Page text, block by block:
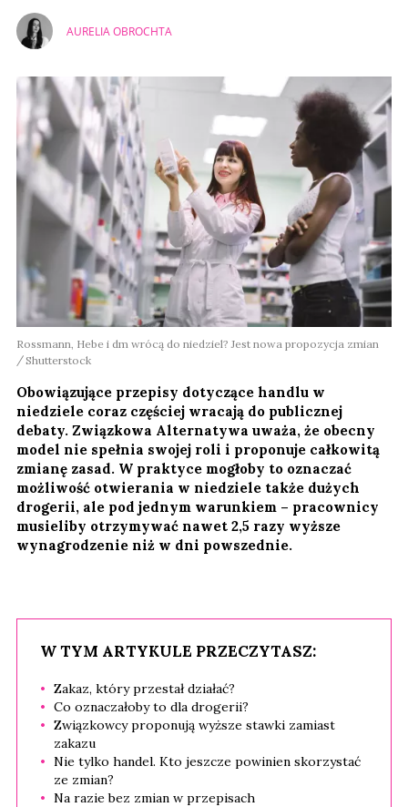
AURELIA OBROCHTA
Rossmann, Hebe i dm wrócą do niedziel? Jest nowa propozycja zmian
Shutterstock
Obowiązujące przepisy dotyczące handlu w
niedziele coraz częściej wracają do publicznej
debaty. Związkowa Alternatywa uważa, że obecny
model nie spełnia swojej roli i proponuje całkowitą
zmianę zasad. W praktyce mogłoby to oznaczać
możliwość otwierania w niedziele także dużych
drogerii, ale pod jednym warunkiem – pracownicy
musieliby otrzymywać nawet 2,5 razy wyższe
wynagrodzenie niż w dni powszednie.
W TYM ARTYKULE PRZECZYTASZ:
Zakaz, który przestał działać?
Co oznaczałoby to dla drogerii?
Związkowcy proponują wyższe stawki zamiast
zakazu
Nie tylko handel. Kto jeszcze powinien skorzystać
ze zmian?
Na razie bez zmian w przepisach